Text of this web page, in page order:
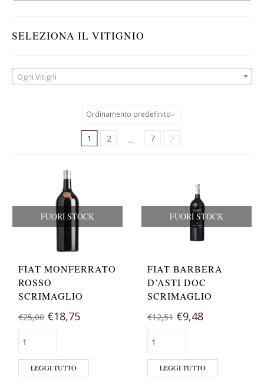
SELEZIONA IL VITIGNIO
Ogni Vitigni
1 2 … 7
FUORI STOCK
FIAT MONFERRATO
ROSSO
SCRIMAGLIO
€25,00 €18,75
LEGGI TUTTO
FUORI STOCK
FIAT BARBERA
D’ASTI DOC
SCRIMAGLIO
€12,51 €9,48
LEGGI TUTTO